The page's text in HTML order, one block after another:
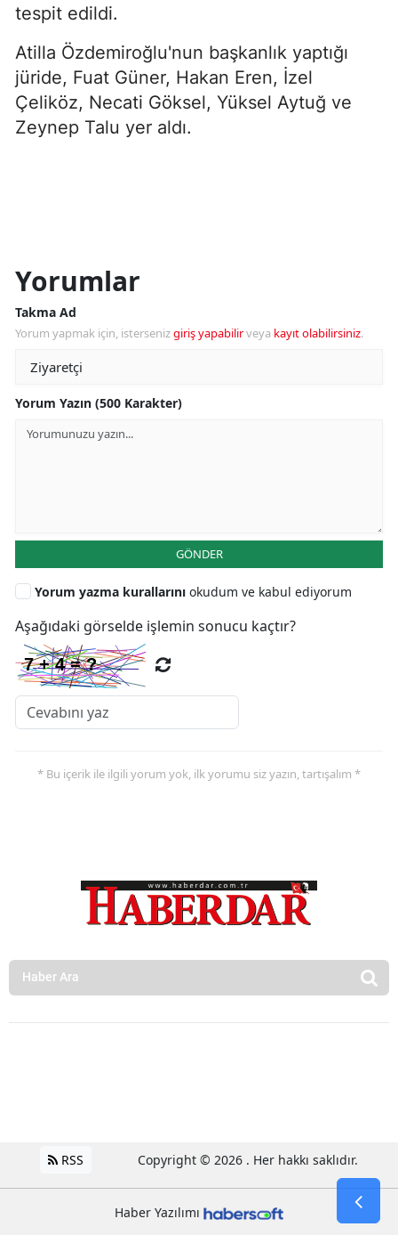
tespit edildi.
Atilla Özdemiroğlu'nun başkanlık yaptığı
jüride, Fuat Güner, Hakan Eren, İzel
Çeliköz, Necati Göksel, Yüksel Aytuğ ve
Zeynep Talu yer aldı.
Yorumlar
Takma Ad
Yorum yapmak için, istersenizgiriş yapabilirveya kayıt olabilirsiniz.
Yorum Yazın (500 Karakter)
GÖNDER
Yorum yazma kurallarını okudum ve kabul ediyorum
Aşağıdaki görselde işlemin sonucu kaçtır?
* Bu içerik ile ilgili yorum yok, ilk yorumu siz yazın, tartışalım *
RSS Copyright © 2026 . Her hakkı saklıdır.
Haber Yazılımı